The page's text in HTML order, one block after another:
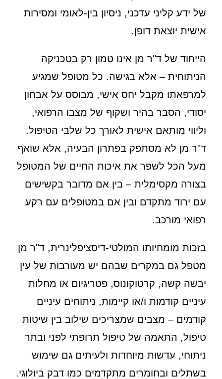
של ידע קליני עדכני, ניסיון בין-לאומי ומסירות
אישית יוצאת דופן.
הייחוד של ד"ר מן אינו טמון רק בטכניקה
הניתוחית – אלא בגישה. כל מטופל שמגיע
למרפאתו מקבל יחס אישי, מבוסס על אבחון
יסודי, הסבר בהיר ושקוף של מצבו הרפואי,
וליווי מותאם אישית לאורך כל שלבי הטיפול.
ד"ר מן לא מסתפק בפתרון הבעיה, אלא שואף
מעל הכל לשפר את איכות החיים של המטופל
בצורה מקסימלית – בין אם מדובר בקשישים
עם ירוד מתקדם ובין אם במטופלים עם רקע
רפואי מורכב.
בזכות מומחיותו המולטי-דיסציפלינרית, ד"ר מן
מטפל גם במקרים שבהם יש מעורבות של עין
יבשה קשה, קרטוקונוס, פטריגיום או מחלות
עיניים קודמות ו/או קיימות, ניתוחים עיניים
קודמים – מצבים שמצריכים שילוב בין שיטות
טיפול, התאמה של טיפול תרופתי לפני ובתר
ניתוחי, עדשות מיוחדות ולעיתים גם שימוש
בשתלים ובחומרים מתקדמים כמו דבק ביולוגי.